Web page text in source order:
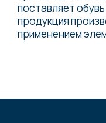
поставляет
продукция
применением